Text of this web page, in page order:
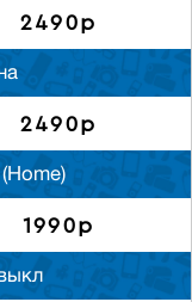
2490р
2490р
1990р